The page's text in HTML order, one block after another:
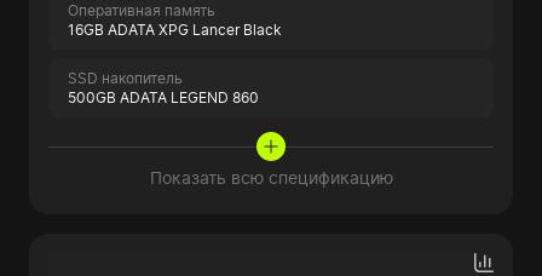
Оперативная память
16GB ADATA XPG Lancer Black
SSD накопитель
500GB ADATA LEGEND 860
Показать всю спецификацию